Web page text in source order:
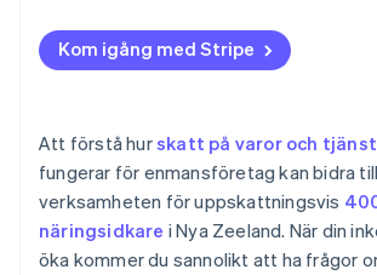
Kom igång med Stripe
Att förstå hurskatt på varor och
fungerar för enmansföretag kan bidra
verksamheten för uppskattningsvis
näringsidkare i Nya Zeeland. När din
öka kommer du sannolikt att ha frågor